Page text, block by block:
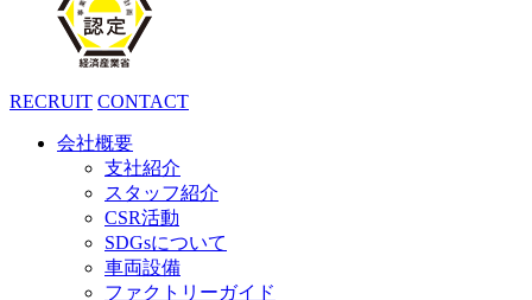
RECRUIT CONTACT
会社概要
支社紹介
スタッフ紹介
CSR活動
SDGsについて
車両設備
ファクトリーガイド